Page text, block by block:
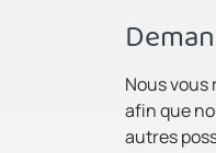
Nous
afin que
autres